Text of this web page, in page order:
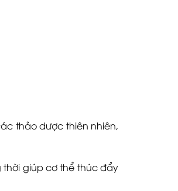
thảo dược thiên nhiên,
giúp cơ thể thúc đẩy